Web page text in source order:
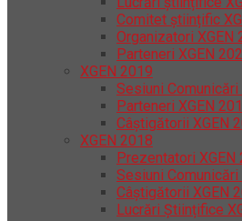
Comitet științific
Organizatori XGEN
Parteneri XGEN
XGEN 2019
Sesiuni
Parteneri XGEN
Câștigătorii XGEN
XGEN 2018
Prezentatori XGEN
Sesiuni
Câștigătorii XGEN
Lucrări Științifice